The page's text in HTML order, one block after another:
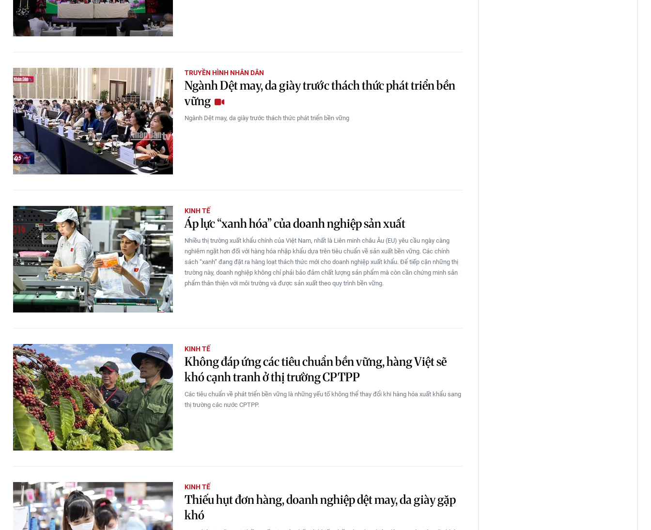
TRUYỀN HÌNH NHÂN DÂN
Ngành Dệt may, da giày trước thách thức phát triển bền
vững
Ngành Dệt may, da giày trước thách thức phát triển bền vững
KINH TẾ
Áp lực “xanh hóa” của doanh nghiệp sản xuất
Nhiều thị trường xuất khẩu chính của Việt Nam, nhất là Liên minh châu Âu (EU) yêu cầu ngày càng
nghiêm ngặt hơn đối với hàng hóa nhập khẩu dựa trên tiêu chuẩn về sản xuất bền vững. Các chính
sách “xanh” đang đặt ra hàng loạt thách thức mới cho doanh nghiệp xuất khẩu. Ðể tiếp cận những thị
trường này, doanh nghiệp không chỉ phải bảo đảm chất lượng sản phẩm mà còn cần chứng minh sản
phẩm thân thiện với môi trường và được sản xuất theo quy trình bền vững.
KINH TẾ
Không đáp ứng các tiêu chuẩn bền vững, hàng Việt sẽ
khó cạnh tranh ở thị trường CPTPP
Các tiêu chuẩn về phát triển bền vững là những yếu tố không thể thay đổi khi hàng hóa xuất khẩu sang
thị trường các nước CPTPP.
KINH TẾ
Thiếu hụt đơn hàng, doanh nghiệp dệt may, da giày gặp
khó